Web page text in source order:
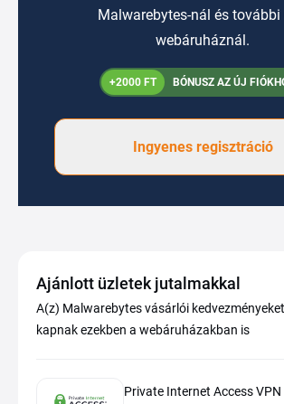
Malwarebytes-nál és további
webáruháznál.
+2000 FT BÓNUSZ AZ ÚJ
Ingyenes regisztráció
Ajánlott üzletek jutalmakkal
A(z) Malwarebytes vásárlói
kapnak ezekben a webáruházakban is
Private Internet Access VPN